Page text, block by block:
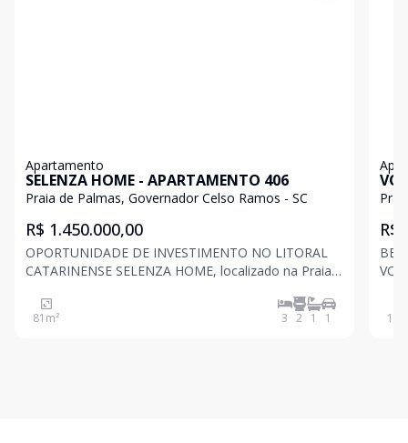
Apartamento
SELENZA HOME - APARTAMENTO 406
Praia de Palmas, Governador Celso Ramos - SC
R$ 1.450.000,00
OPORTUNIDADE DE INVESTIMENTO NO LITORAL
CATARINENSE SELENZA HOME, localizado na Praia
com extensa área de areia e águas cristalinas para
nadar e surfar. Este empreendimento de 6 andares
81 m² 3 2 1 1
R$
nadar e
103